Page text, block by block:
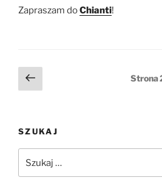
Zapraszam doChianti!
Stronicowanie
wpisów
Poprzednia
strona
Strona
SZUKAJ